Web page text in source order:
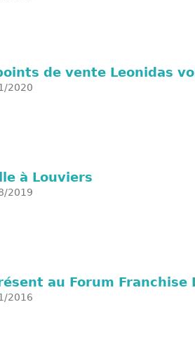
de vente Leonidas
2020
à Louviers
2019
au Forum Franchise
2016